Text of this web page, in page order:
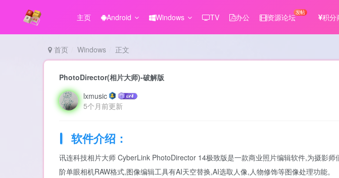
主页 Android Windows TV 办公 资源论坛
发帖
积
首页 Windows 正文
PhotoDirector(相片大师)-破解版
lxmusic
5个月前更新
软件介绍：
讯连科技相片大师 Cyber​​Link PhotoDirector 14极致版是一款商业照片编辑软件,为摄影
阶单眼相机RAW格式,图像编辑工具有AI天空替换,AI选取人像,人物修饰等图像处理功能。